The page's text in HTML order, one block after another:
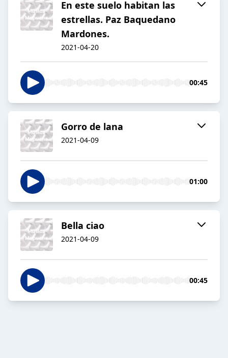
En este suelo habitan las
estrellas. Paz Baquedano
Mardones.
2021-04-20
00:45
Gorro de lana
2021-04-09
01:00
Bella ciao
2021-04-09
00:45